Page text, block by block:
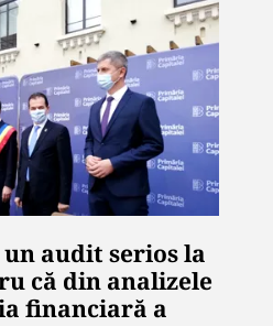
audit serios la
că din analizele
financiară a